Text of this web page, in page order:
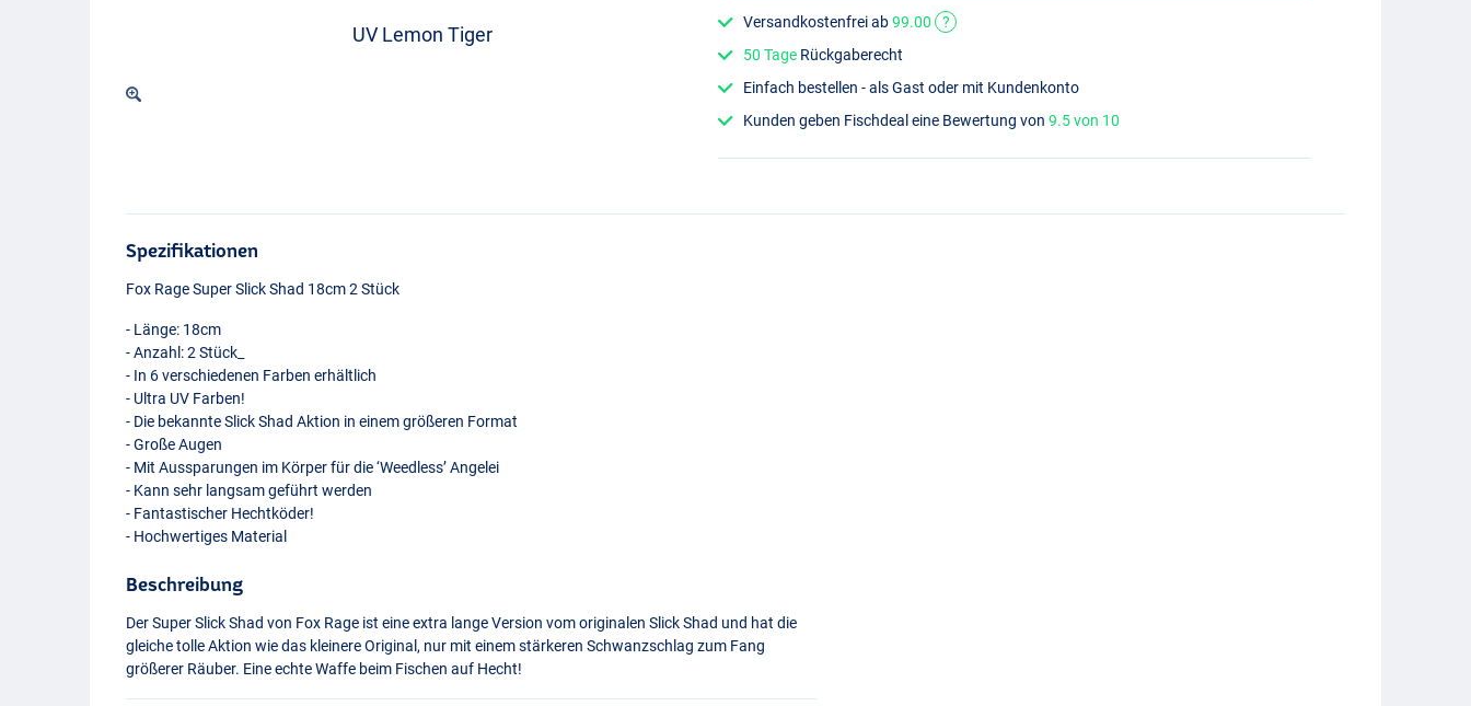
UV Lemon Tiger
UV Stickleback
Versandkostenfrei ab99.00
?
50 Tage Rückgaberecht
Einfach bestellen - als Gast oder mit Kundenkonto
Kunden geben Fischdeal eine Bewertung von9.5 von 10
Spezifikationen
Fox Rage Super Slick Shad 18cm 2 Stück
- Länge: 18cm
- Anzahl: 2 Stück_
- In 6 verschiedenen Farben erhältlich
- Ultra UV Farben!
- Die bekannte Slick Shad Aktion in einem größeren Format
- Große Augen
- Mit Aussparungen im Körper für die ‘Weedless’ Angelei
- Kann sehr langsam geführt werden
- Fantastischer Hechtköder!
- Hochwertiges Material
Beschreibung
Der Super Slick Shad von Fox Rage ist eine extra lange Version vom originalen Slick Shad und hat die
gleiche tolle Aktion wie das kleinere Original, nur mit einem stärkeren Schwanzschlag zum Fang
größerer Räuber. Eine echte Waffe beim Fischen auf Hecht!